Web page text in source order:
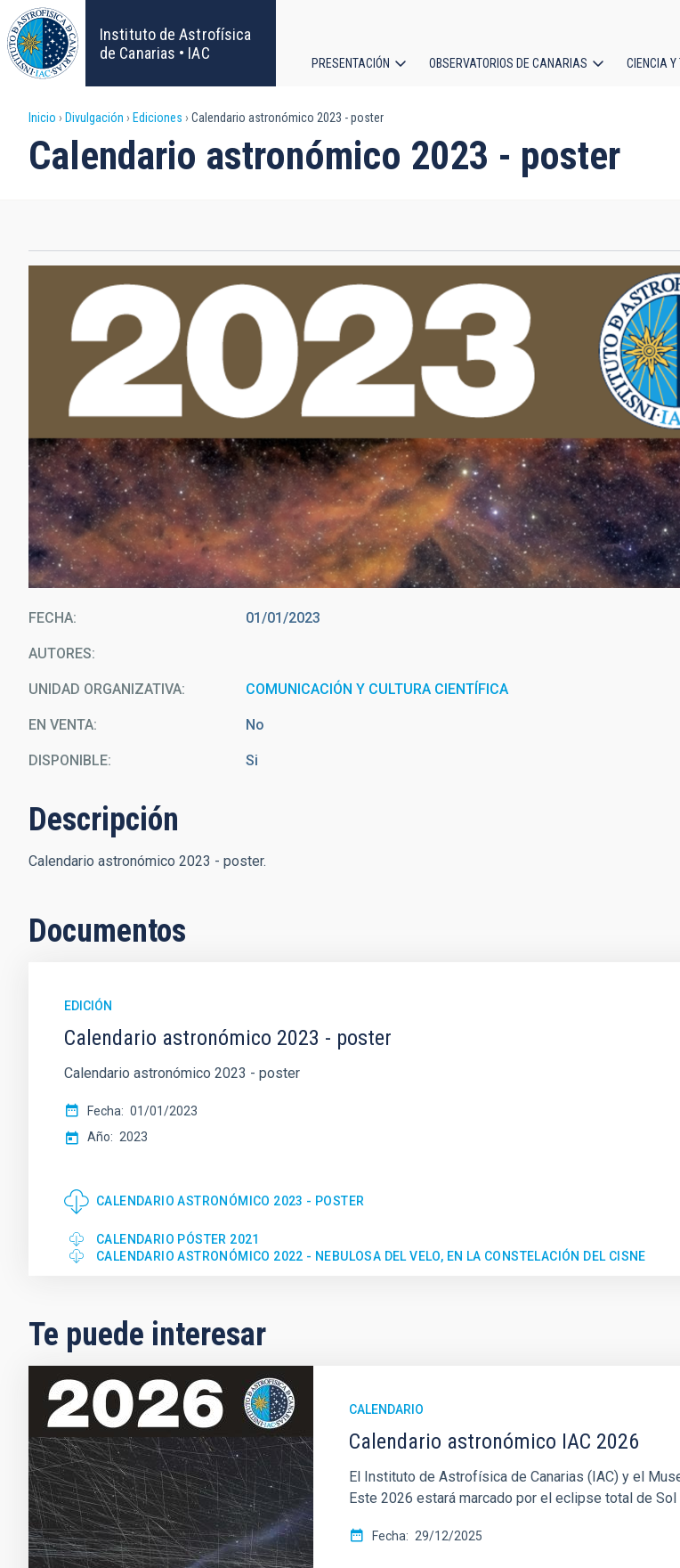
Pasar
al
contenido
principal
Instituto de Astrofísica
de Canarias • IAC
principal
PRESENTACIÓN OBSERVATORIOS DE CANARIAS CIENCIA Y
Sobrescribir
enlaces
ayuda
navegación
Inicio Divulgación Ediciones Calendario astronómico 2023 - poster
Calendario astronómico 2023 - poster
FECHA 01/01/2023
AUTORES
UNIDAD ORGANIZATIVA COMUNICACIÓN Y CULTURA CIENTÍFICA
EN VENTA No
DISPONIBLE Si
Descripción
Calendario astronómico 2023 - poster.
Documentos
EDICIÓN
Calendario astronómico 2023 - poster
Calendario astronómico 2023 - poster
Fecha
01/01/2023
Año
2023
CALENDARIO ASTRONÓMICO 2023 - POSTER
CALENDARIO PÓSTER 2021
CALENDARIO ASTRONÓMICO 2022 - NEBULOSA DEL VELO, EN LA CONSTELACIÓN DEL CISNE
Te puede interesar
CALENDARIO
Calendario astronómico IAC 2026
El Instituto de Astrofísica de Canarias (IAC) y el
Este 2026 estará marcado por el eclipse total de
Fecha 29/12/2025